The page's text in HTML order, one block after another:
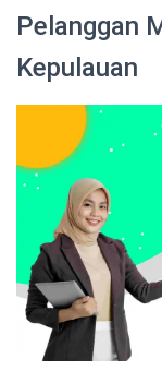
Pelanggan
Kepulauan